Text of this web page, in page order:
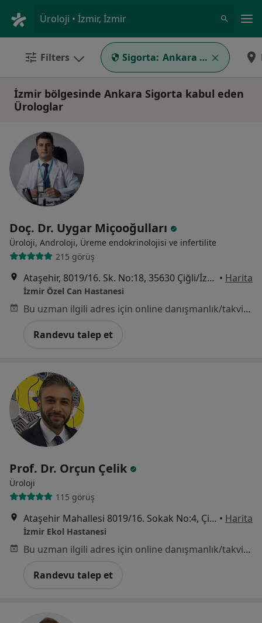
Üroloji • İzmir, İzmir
Filters Sigorta: Ankara Sigorta
İzmir bölgesinde Ankara Sigorta kabul eden
Ürologlar
Doç. Dr. Uygar Miçooğulları
Üroloji, Androloji, Üreme endokrinolojisi ve i̇nfertilite
215 görüş
Ataşehir, 8019/16. Sk. No:18, 35630 Çiğli/İzmir, İzmir • Harita
İzmir Özel Can Hastanesi
Bu uzman ilgili adres için online danışmanlık/takvim sunmuyor.
Randevu talep et
Prof. Dr. Orçun Çelik
Üroloji
115 görüş
Ataşehir Mahallesi 8019/16. Sokak No:4, Çiğli • Harita
İzmir Ekol Hastanesi
Bu uzman ilgili adres için online danışmanlık/takvim sunmuyor.
Randevu talep et